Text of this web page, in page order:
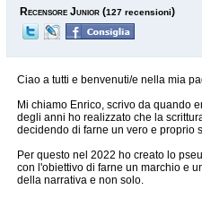
Recensore Junior (127 recensioni)
Ciao a tutti e benvenuti/e nella mia
Mi chiamo Enrico, scrivo da quando
degli anni ho realizzato che la
decidendo di farne un vero e proprio
Per questo nel 2022 ho creato lo
con l'obiettivo di farne un marchio e
della narrativa e non solo.